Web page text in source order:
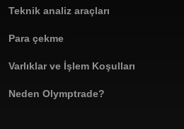
Teknik analiz araçları
Para çekme
Varlıklar ve İşlem Koşulları
Neden Olymptrade?